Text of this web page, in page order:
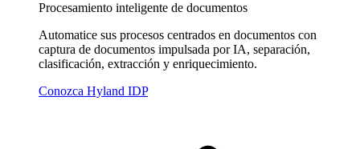
Procesamiento inteligente de documentos
Automatice sus procesos centrados en documentos con
captura de documentos impulsada por IA, separación,
clasificación, extracción y enriquecimiento.
Conozca Hyland IDP